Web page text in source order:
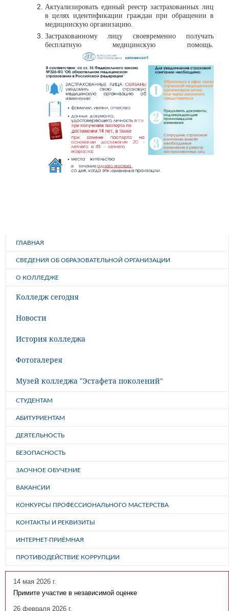
Актуализировать единый реестр застрахованных лиц
в целях идентификации граждан при обращении в
медицинскую организацию.
Застрахованному лицу своевременно получать
бесплатную медицинскую помощь.
ГЛАВНАЯ
СВЕДЕНИЯ ОБ ОБРАЗОВАТЕЛЬНОЙ ОРГАНИЗАЦИИ
О КОЛЛЕДЖЕ
Колледж сегодня
Новости
История колледжа
Фотогалерея
Музей колледжа "Эстафета поколений"
СТУДЕНТАМ
АБИТУРИЕНТАМ
ДЕЯТЕЛЬНОСТЬ
БЕЗОПАСНОСТЬ
ЗАОЧНОЕ ОБУЧЕНИЕ
ВАКАНСИИ
КОНКУРСЫ ПРОФЕССИОНАЛЬНОГО МАСТЕРСТВА
КОНТАКТЫ И РЕКВИЗИТЫ
ИНТЕРНЕТ-ПРИЁМНАЯ
ПРОТИВОДЕЙСТВИЕ КОРРУПЦИИ
14 мая 2026 г.
Примите участие в независимой оценке
26 февраля 2026 г.